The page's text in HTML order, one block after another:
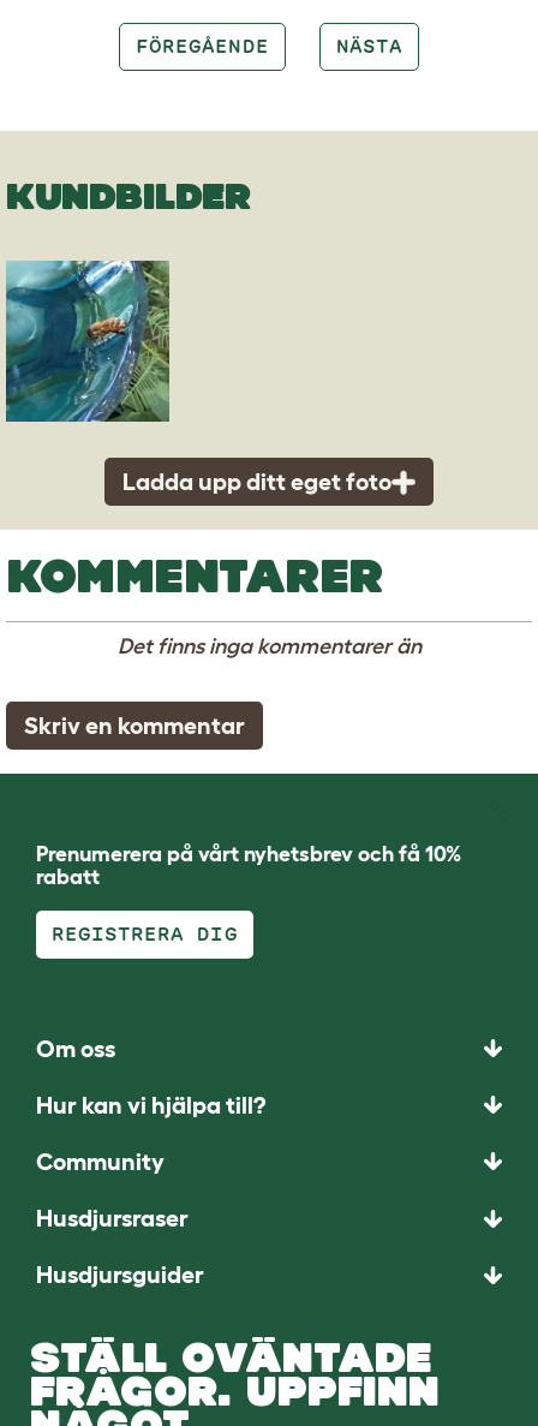
FÖREGÅENDE NÄSTA
KUNDBILDER
Ladda upp ditt eget foto
KOMMENTARER
Det finns inga kommentarer än
Skriv en kommentar
Prenumerera på vårt nyhetsbrev och få 10%
rabatt
REGISTRERA DIG
Om oss
Hur kan vi hjälpa till?
Community
Husdjursraser
Husdjursguider
STÄLL OVÄNTADE
FRÅGOR. UPPFINN